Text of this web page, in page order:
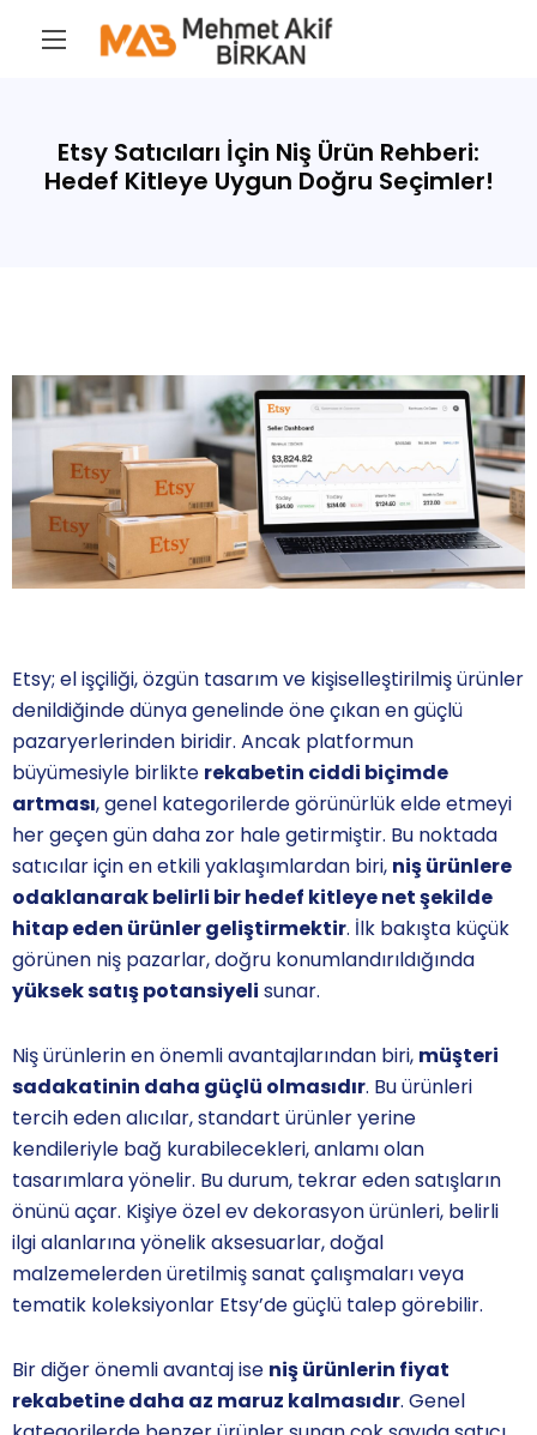
Etsy Satıcıları İçin Niş Ürün Rehberi:
Hedef Kitleye Uygun Doğru Seçimler!
Etsy; el işçiliği, özgün tasarım ve kişiselleştirilmiş ürünler
denildiğinde dünya genelinde öne çıkan en güçlü
pazaryerlerinden biridir. Ancak platformun
büyümesiyle birlikte rekabetin ciddi biçimde
artması, genel kategorilerde görünürlük elde etmeyi
her geçen gün daha zor hale getirmiştir. Bu noktada
satıcılar için en etkili yaklaşımlardan biri, niş ürünlere
odaklanarak belirli bir hedef kitleye net şekilde
hitap eden ürünler geliştirmektir. İlk bakışta küçük
görünen niş pazarlar, doğru konumlandırıldığında
yüksek satış potansiyeli sunar.
Niş ürünlerin en önemli avantajlarından biri, müşteri
sadakatinin daha güçlü olmasıdır. Bu ürünleri
tercih eden alıcılar, standart ürünler yerine
kendileriyle bağ kurabilecekleri, anlamı olan
tasarımlara yönelir. Bu durum, tekrar eden satışların
önünü açar. Kişiye özel ev dekorasyon ürünleri, belirli
ilgi alanlarına yönelik aksesuarlar, doğal
malzemelerden üretilmiş sanat çalışmaları veya
tematik koleksiyonlar Etsy’de güçlü talep görebilir.
Bir diğer önemli avantaj ise niş ürünlerin fiyat
rekabetine daha az maruz kalmasıdır. Genel